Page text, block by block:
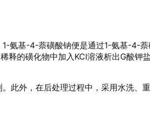
1-氨基-4-萘磺酸钠便是通过1-氨基-4-
释的磺化物中加入KCl溶液析出G酸
。此外，在后处理过程中，采用水洗、